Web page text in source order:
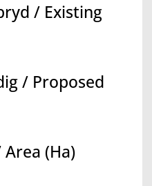
/ Existing
/ Proposed
(Ha)